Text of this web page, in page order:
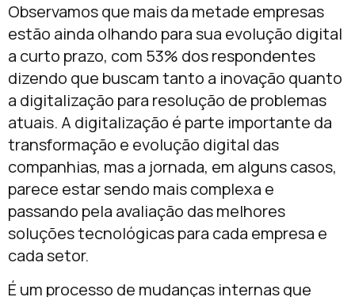
Observamos que mais da metade empresas
estão ainda olhando para sua evolução digital
a curto prazo, com 53% dos respondentes
dizendo que buscam tanto a inovação quanto
a digitalização para resolução de problemas
atuais. A digitalização é parte importante da
transformação e evolução digital das
companhias, mas a jornada, em alguns casos,
parece estar sendo mais complexa e
passando pela avaliação das melhores
soluções tecnológicas para cada empresa e
cada setor.
É um processo de mudanças internas que